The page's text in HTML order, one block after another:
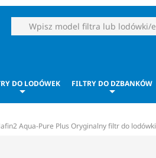
DO LODÓWEK FILTRY DO DZBANKÓW
Aqua-Pure Plus Oryginalny filtr do lodówki